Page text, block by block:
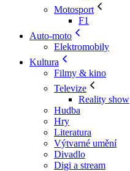
Motosport
F1
Auto-moto
Elektromobily
Kultura
Filmy & kino
Televize
Reality show
Hudba
Hry
Literatura
Výtvarné umění
Divadlo
Digi a stream